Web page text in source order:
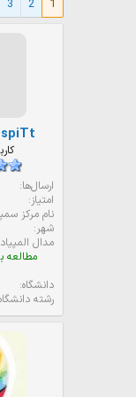
ع
ع
1
2
3
ارسال‌ها
امتیاز
نام مرکز
شهر
مدال المپیاد
مطالعه
دانشگاه
رشته